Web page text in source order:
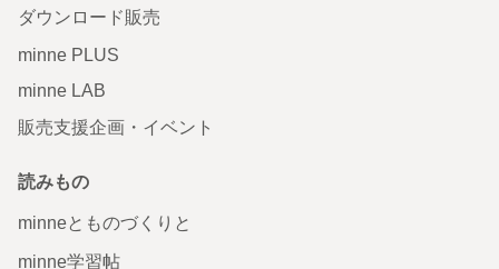
ダウンロード販売
minne PLUS
minne LAB
販売支援企画・イベント
読みもの
minneとものづくりと
minne学習帖